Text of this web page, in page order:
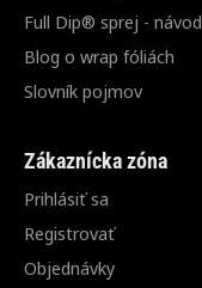
Full Dip® sprej - návod
Blog o wrap fóliách
Slovník pojmov
Zákaznícka zóna
Prihlásiť sa
Registrovať
Objednávky